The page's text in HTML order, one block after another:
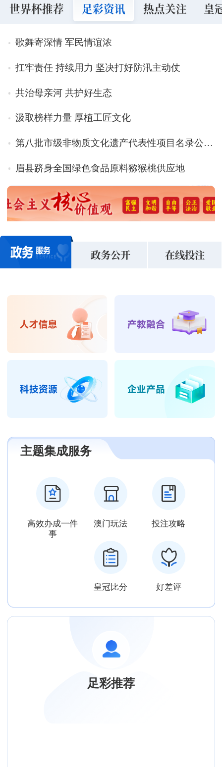
世界杯推荐 足彩资讯 热点关注 皇
歌舞寄深情 军民情谊浓
扛牢责任 持续用力 坚决打好防汛主动仗
共治母亲河 共护好生态
汲取榜样力量 厚植工匠文化
第八批市级非物质文化遗产代表性项目名录公布44个非遗项目入选
眉县跻身全国绿色食品原料猕猴桃供应地
澳门皇冠app 政务公开 在线投注
主题集成服务
高效办成一件
事
澳门玩法 投注攻略
皇冠比分 好差评
足彩推荐